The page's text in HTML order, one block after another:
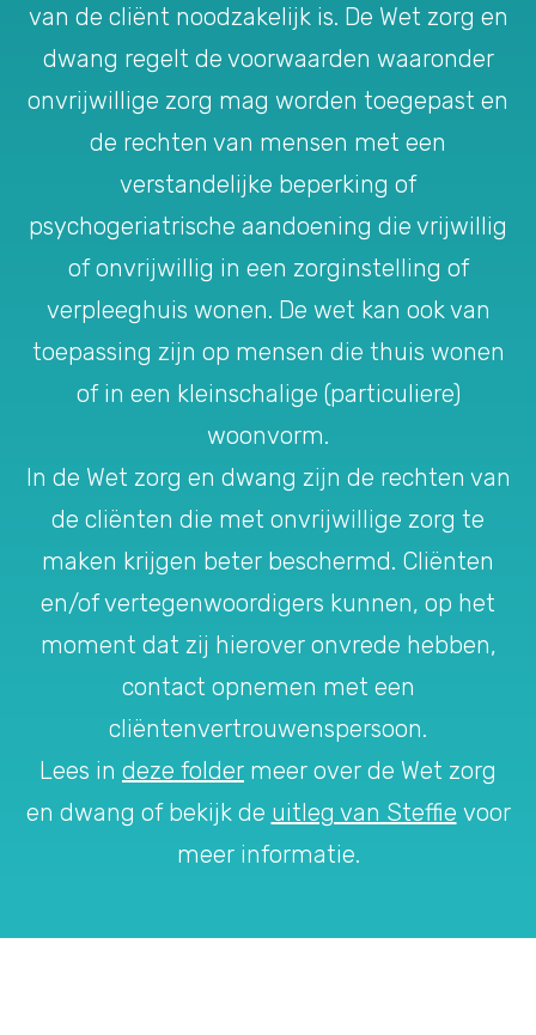
van de cliënt noodzakelijk is. De Wet zorg en
dwang regelt de voorwaarden waaronder
onvrijwillige zorg mag worden toegepast en
de rechten van mensen met een
verstandelijke beperking of
psychogeriatrische aandoening die vrijwillig
of onvrijwillig in een zorginstelling of
verpleeghuis wonen. De wet kan ook van
toepassing zijn op mensen die thuis wonen
of in een kleinschalige (particuliere)
woonvorm.
In de Wet zorg en dwang zijn de rechten van
de cliënten die met onvrijwillige zorg te
maken krijgen beter beschermd. Cliënten
en/of vertegenwoordigers kunnen, op het
moment dat zij hierover onvrede hebben,
contact opnemen met een
cliëntenvertrouwenspersoon.
Lees in deze folder meer over de Wet zorg
en dwang of bekijk de uitleg van Steffie voor
meer informatie.